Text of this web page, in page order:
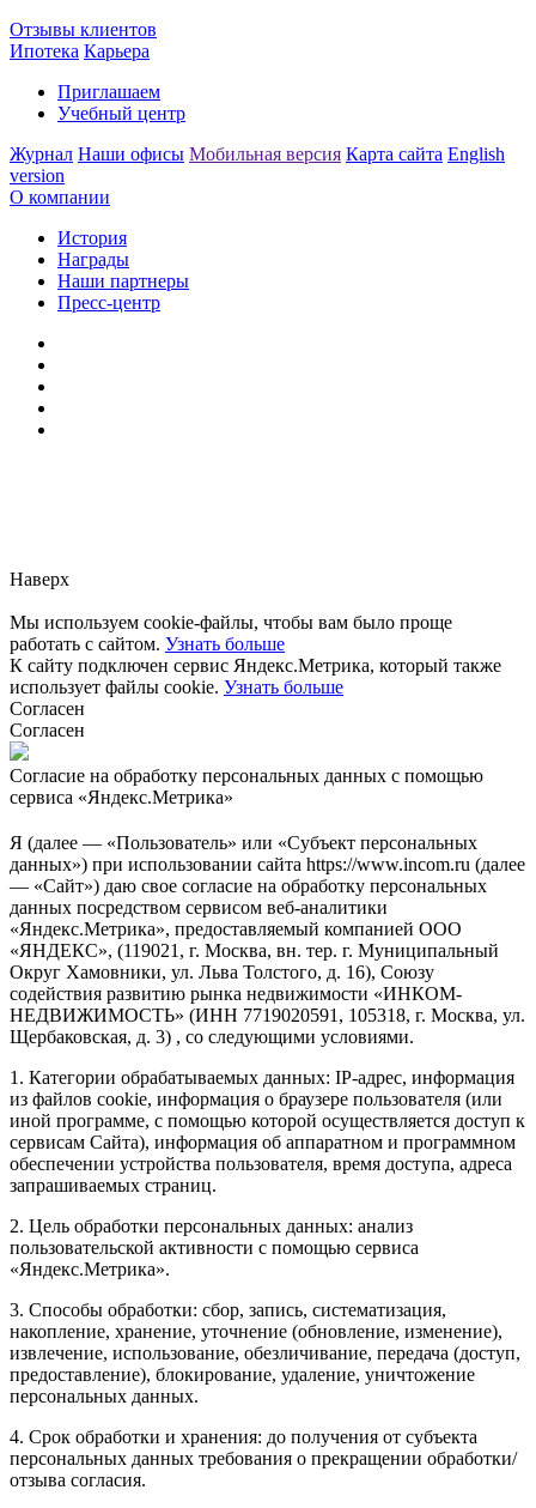
Отзывы клиентов
Ипотека Карьера
Приглашаем
Учебный центр
Журнал Наши офисы Мобильная версия Карта сайта English
version
О компании
История
Награды
Наши партнеры
Пресс-центр
Наверх
Мы используем cookie-файлы, чтобы вам было проще
работать с сайтом. Узнать больше
К сайту подключен сервис Яндекс.Метрика, который также
использует файлы cookie. Узнать больше
Согласен
Согласен
Согласие на обработку персональных данных с помощью
сервиса «Яндекс.Метрика»
Я (далее — «Пользователь» или «Субъект персональных
данных») при использовании сайта https://www.incom.ru (далее
— «Сайт») даю свое согласие на обработку персональных
данных посредством сервисом веб-аналитики
«Яндекс.Метрика», предоставляемый компанией ООО
«ЯНДЕКС», (119021, г. Москва, вн. тер. г. Муниципальный
Округ Хамовники, ул. Льва Толстого, д. 16), Союзу
содействия развитию рынка недвижимости «ИНКОМ-
НЕДВИЖИМОСТЬ» (ИНН 7719020591, 105318, г. Москва, ул.
Щербаковская, д. 3) , со следующими условиями.
1. Категории обрабатываемых данных: IP-адрес, информация
из файлов cookie, информация о браузере пользователя (или
иной программе, с помощью которой осуществляется доступ к
сервисам Сайта), информация об аппаратном и программном
обеспечении устройства пользователя, время доступа, адреса
запрашиваемых страниц.
2. Цель обработки персональных данных: анализ
пользовательской активности с помощью сервиса
«Яндекс.Метрика».
3. Способы обработки: сбор, запись, систематизация,
накопление, хранение, уточнение (обновление, изменение),
извлечение, использование, обезличивание, передача (доступ,
предоставление), блокирование, удаление, уничтожение
персональных данных.
4. Срок обработки и хранения: до получения от субъекта
персональных данных требования о прекращении обработки/
отзыва согласия.